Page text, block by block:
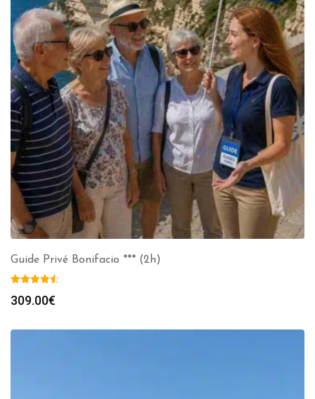
Guide Privé Bonifacio *** (2h)
309.00€